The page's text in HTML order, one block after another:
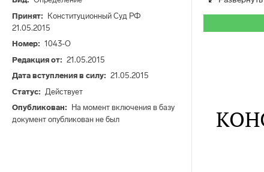
Принят
Конституционный Суд РФ
21.05.2015
Номер
1043-О
Редакция от
21.05.2015
Дата вступления в силу
21.05.2015
Статус
Действует
Опубликован
На момент включения в базу
документ опубликован не был